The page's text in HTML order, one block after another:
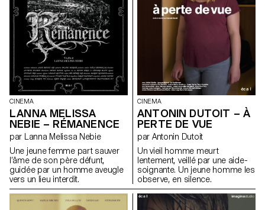
CINEMA
LANNA MELISSA
NEBIE – RÉMANENCE
par Lanna Melissa Nebie
Une jeune femme part sauver
l’âme de son père défunt,
guidée par un homme aveugle
vers un lieu interdit.
CINEMA
ANTONIN DUTOIT – À
PERTE DE VUE
par Antonin Dutoit
Un vieil homme meurt
lentement, veillé par une aide-
soignante. Un jeune homme les
observe, en silence.